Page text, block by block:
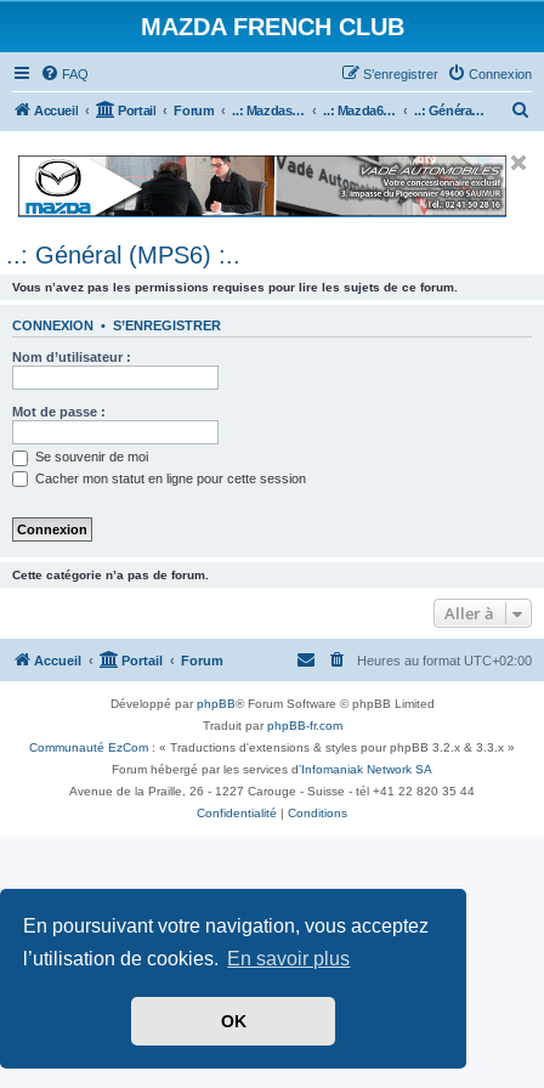
En poursuivant votre navigation, vous acceptez
l’utilisation de cookies. En savoir plus
OK
MAZDA FRENCH CLUB
FAQ Connexion
S’enregistrer
Accueil Portail Forum ..: Mazdaspeed & MPS :.. ..: Mazda6 MPS & Mazdaspeed 6 :.. ..: Général (MPS6) :..
e
..: Général (MPS6) :..
Vous n’avez pas les permissions requises pour lire les sujets de ce forum.
CONNEXION • S’ENREGISTRER
Nom d’utilisateur :
Mot de passe :
Se souvenir de moi
Cacher mon statut en ligne pour cette session
Cette catégorie n’a pas de forum.
Aller à
Accueil Portail Forum Heures au format UTC+02:00
Développé parphpBB® Forum Software © phpBB Limited
Traduit parphpBB-fr.com
Communauté EzCom : « Traductions d'extensions & styles pour phpBB 3.2.x & 3.3.x »
Forum hébergé par les services d’ Infomaniak Network SA
Avenue de la Praille, 26 - 1227 Carouge - Suisse - tél +41 22 820 35 44
Confidentialité
Conditions